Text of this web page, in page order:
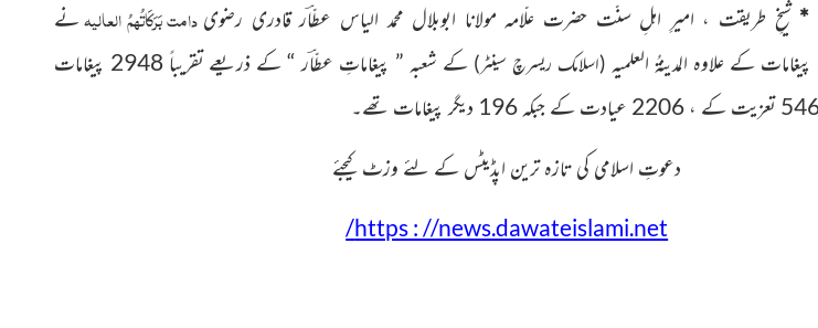
* شیخِ طریقت ، امیرِ اہلِ سنّت حضرت علّامہ مولانا ابوبلال محمد الیاس عطّاؔر قادری رضوی دامت بَرَکَاتُہمُ العالیہنے
(اسلامک ریسرچ سینٹر)
کے شعبہ ” پیغاماتِ عطّاؔر “ کے ذریعے تقریباً 2948 پیغامات
دعوتِ اسلامی کی تازہ ترین اپڈیٹس کے لئے وزٹ کیجئے
https : //news.dawateislami.net
/